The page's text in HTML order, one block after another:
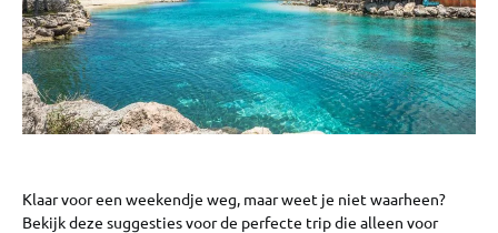
Klaar voor een weekendje weg, maar weet je niet waarheen?
Bekijk deze suggesties voor de perfecte trip die alleen voor